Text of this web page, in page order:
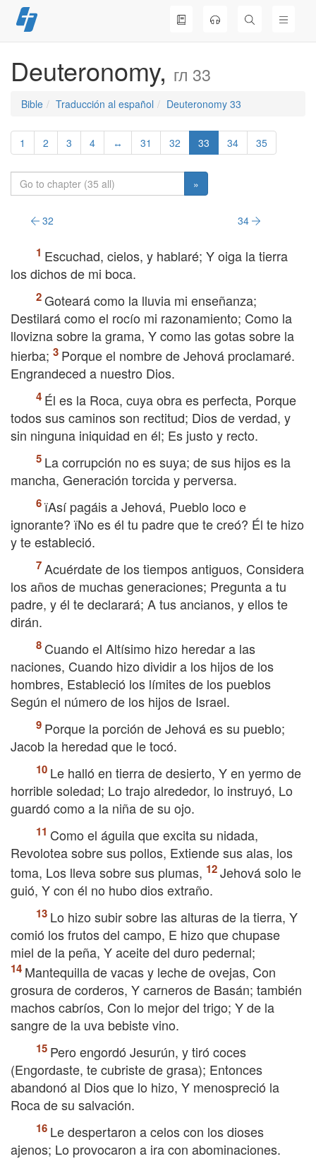
Skip
to
Deuteronomy, гл 33
Bible Traducción al español Deuteronomy 33
1 2 3 4 ↔ 31 32 33 34 35
»
32 34
Escuchad, cielos, y hablaré; Y oiga la tierra
los dichos de mi boca.
Goteará como la lluvia mi enseñanza;
Destilará como el rocío mi razonamiento; Como la
llovizna sobre la grama, Y como las gotas sobre la
hierba;
Porque el nombre de Jehová proclamaré.
Engrandeced a nuestro Dios.
Él es la Roca, cuya obra es perfecta, Porque
todos sus caminos son rectitud; Dios de verdad, y
sin ninguna iniquidad en él; Es justo y recto.
La corrupción no es suya; de sus hijos es la
mancha, Generación torcida y perversa.
їAsí pagáis a Jehová, Pueblo loco e
ignorante? їNo es él tu padre que te creó? Él te hizo
y te estableció.
Acuérdate de los tiempos antiguos, Considera
los años de muchas generaciones; Pregunta a tu
padre, y él te declarará; A tus ancianos, y ellos te
dirán.
Cuando el Altísimo hizo heredar a las
naciones, Cuando hizo dividir a los hijos de los
hombres, Estableció los límites de los pueblos
Según el número de los hijos de Israel.
Porque la porción de Jehová es su pueblo;
Jacob la heredad que le tocó.
Le halló en tierra de desierto, Y en yermo de
horrible soledad; Lo trajo alrededor, lo instruyó, Lo
guardó como a la niña de su ojo.
Como el águila que excita su nidada,
Revolotea sobre sus pollos, Extiende sus alas, los
toma, Los lleva sobre sus plumas,
Jehová solo le
guió, Y con él no hubo dios extraño.
Lo hizo subir sobre las alturas de la tierra, Y
comió los frutos del campo, E hizo que chupase
miel de la peña, Y aceite del duro pedernal;
Mantequilla de vacas y leche de ovejas, Con
grosura de corderos, Y carneros de Basán; también
machos cabríos, Con lo mejor del trigo; Y de la
sangre de la uva bebiste vino.
Pero engordó Jesurún, y tiró coces
(Engordaste, te cubriste de grasa); Entonces
abandonó al Dios que lo hizo, Y menospreció la
Roca de su salvación.
Le despertaron a celos con los dioses
ajenos; Lo provocaron a ira con abominaciones.